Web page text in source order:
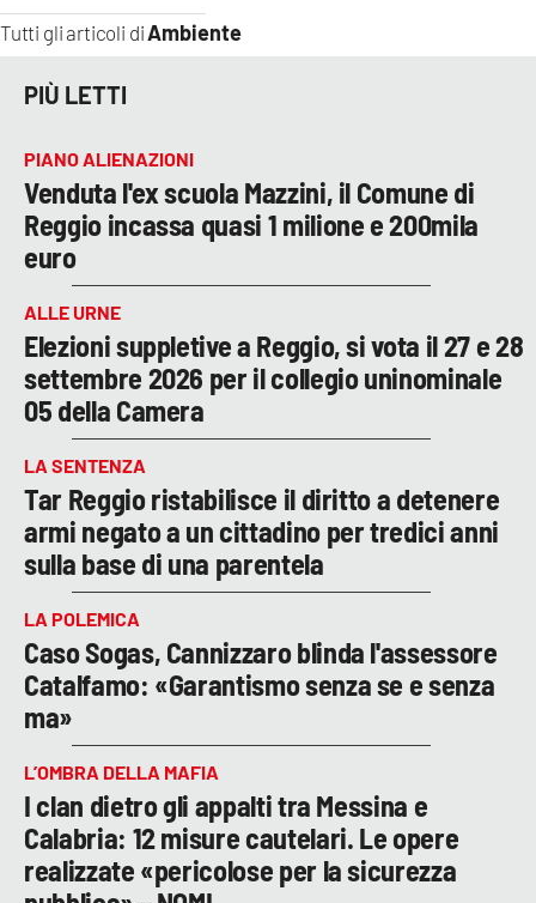
Tutti gli articoli diAmbiente
PIÙ LETTI
PIANO ALIENAZIONI
Venduta l'ex scuola Mazzini, il Comune di
Reggio incassa quasi 1 milione e 200mila
euro
ALLE URNE
Elezioni suppletive a Reggio, si vota il 27 e 28
settembre 2026 per il collegio uninominale
05 della Camera
LA SENTENZA
Tar Reggio ristabilisce il diritto a detenere
armi negato a un cittadino per tredici anni
sulla base di una parentela
LA POLEMICA
Caso Sogas, Cannizzaro blinda l'assessore
Catalfamo: «Garantismo senza se e senza
ma»
L’OMBRA DELLA MAFIA
I clan dietro gli appalti tra Messina e
Calabria: 12 misure cautelari. Le opere
realizzate «pericolose per la sicurezza